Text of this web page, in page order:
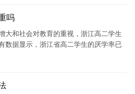
吗
大和社会对教育的重视，浙江高二学生
数据显示，浙江省高二学生的厌学率已